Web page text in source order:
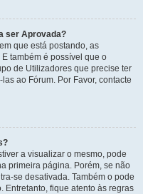
ser Aprovada?
que está postando, as
também é possível que o
de Utilizadores que precise ter
ao Fórum. Por Favor, contacte
a visualizar o mesmo, pode
primeira página. Porém, se não
se desativada. Também o pode
Entretanto, fique atento às regras